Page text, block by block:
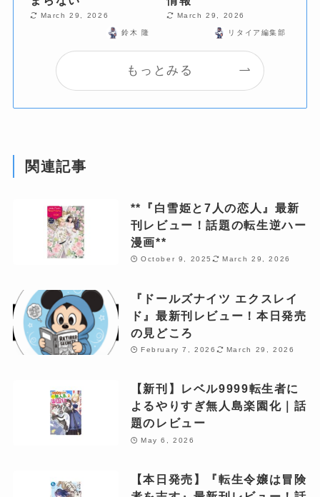
March 29, 2026
鈴木 隆
March 29, 2026
リタイア編集部
もっとみる
関連記事
**『白雪姫と7人の恋人』最新
刊レビュー！話題の転生逆ハー
漫画**
October 9, 2025 March 29, 2026
『ドールズナイツ エクスレイ
ド』最新刊レビュー！本日発売
の見どころ
February 7, 2026 March 29, 2026
【新刊】レベル9999転生者に
よるやりすぎ無人島楽園化｜話
題のレビュー
May 6, 2026
【本日発売】『転生令嬢は冒険